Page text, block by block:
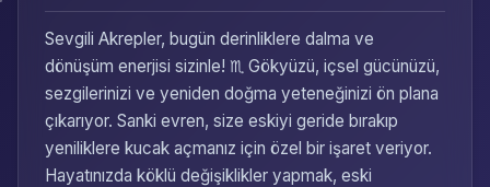
Sevgili Akrepler, bugün derinliklere dalma ve
dönüşüm enerjisi sizinle! ♏ Gökyüzü, içsel gücünüzü,
sezgilerinizi ve yeniden doğma yeteneğinizi ön plana
çıkarıyor. Sanki evren, size eskiyi geride bırakıp
yeniliklere kucak açmanız için özel bir işaret veriyor.
Hayatınızda köklü değişiklikler yapmak, eski